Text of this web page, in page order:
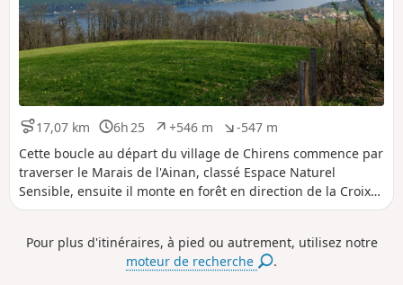
17,07 km
D
i
s
t
a
n
6h 25
D
u
r
é
e
+546 m
D
é
n
v
e
é
p
-547 m
D
é
n
i
v
e
é
n
Cette boucle au départ du village de Chirens commence par
traverser le Marais de l'Ainan, classé Espace Naturel
Sensible, ensuite il monte en forêt en direction de la Croix
des Cochettes, puis de la Motte Castrale du Chatelard. Le
Guillermet, puis par un chemin en face de Bavonne.
Pour plus d'itinéraires, à pied ou autrement, utilisez notre
moteur de recherche
.